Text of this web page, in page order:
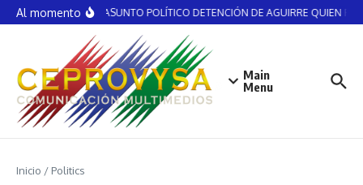
Saltar al contenido
Al momentoNO ES ASUNTO POLÍTICO DETENCIÓN DE AGUIRRE QUIEN
Main
Menu
Inicio / Politics